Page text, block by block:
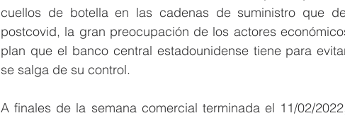
cuellos de botella en las cadenas de suministro que
postcovid, la gran preocupación de los actores
plan que el banco central estadounidense tiene para
se salga de su control.
A finales de la semana comercial terminada el 11/02/